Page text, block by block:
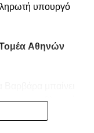
υπουργό
Αθηνών
των αθλητικών
στον